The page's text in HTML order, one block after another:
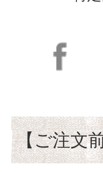
【ご注文